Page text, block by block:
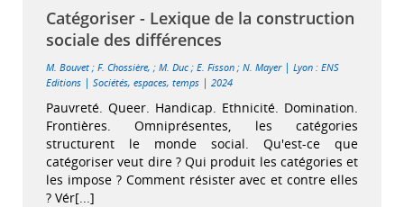
Catégoriser - Lexique de la construction
sociale des différences
M. Bouvet ; F. Chossière, ; M. Duc ; E. Fisson ; N. Mayer | Lyon : ENS
Editions | Sociétés, espaces, temps | 2024
Pauvreté. Queer. Handicap. Ethnicité. Domination.
Frontières. Omniprésentes, les catégories
structurent le monde social. Qu'est-ce que
catégoriser veut dire ? Qui produit les catégories et
les impose ? Comment résister avec et contre elles
? Vér[...]